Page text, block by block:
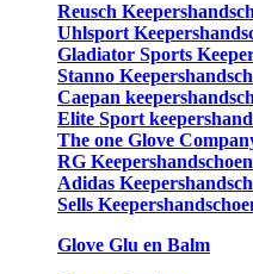
Reusch
Uhlsport
Gladiator Sports
Stanno
Caepan
Elite Sport
The one Glove
RG
Adidas
Sells
Glove Glu en Balm